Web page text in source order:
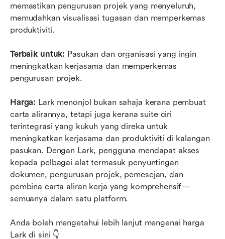
memastikan pengurusan projek yang menyeluruh,
memudahkan visualisasi tugasan dan memperkemas
produktiviti.
Terbaik untuk: Pasukan dan organisasi yang ingin
meningkatkan kerjasama dan memperkemas
pengurusan projek.
Harga: Lark menonjol bukan sahaja kerana pembuat
carta alirannya, tetapi juga kerana suite ciri
terintegrasi yang kukuh yang direka untuk
meningkatkan kerjasama dan produktiviti di kalangan
pasukan. Dengan Lark, pengguna mendapat akses
kepada pelbagai alat termasuk penyuntingan
dokumen, pengurusan projek, pemesejan, dan
pembina carta aliran kerja yang komprehensif—
semuanya dalam satu platform.
Anda boleh mengetahui lebih lanjut mengenai harga
Lark di sini 👇